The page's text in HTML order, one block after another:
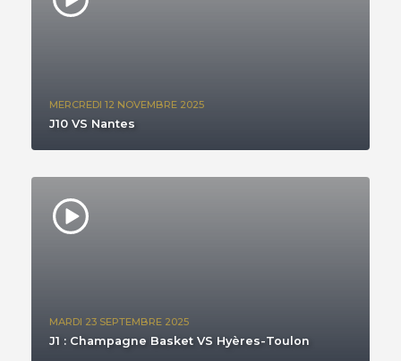
MERCREDI 12 NOVEMBRE 2025
J10 VS Nantes
MARDI 23 SEPTEMBRE 2025
J1 : Champagne Basket VS Hyères-Toulon